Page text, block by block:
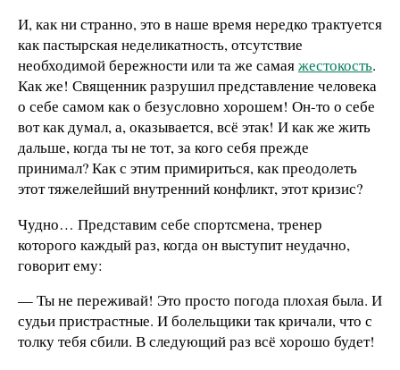
И, как ни странно, это в наше время нередко трактуется
как пастырская неделикатность, отсутствие
необходимой бережности или та же самаяжестокость.
Как же! Священник разрушил представление человека
о себе самом как о безусловно хорошем! Он-то о себе
вот как думал, а, оказывается, всё этак! И как же жить
дальше, когда ты не тот, за кого себя прежде
принимал? Как с этим примириться, как преодолеть
этот тяжелейший внутренний конфликт, этот кризис?
Чудно… Представим себе спортсмена, тренер
которого каждый раз, когда он выступит неудачно,
говорит ему:
— Ты не переживай! Это просто погода плохая была. И
судьи пристрастные. И болельщики так кричали, что с
толку тебя сбили. В следующий раз всё хорошо будет!